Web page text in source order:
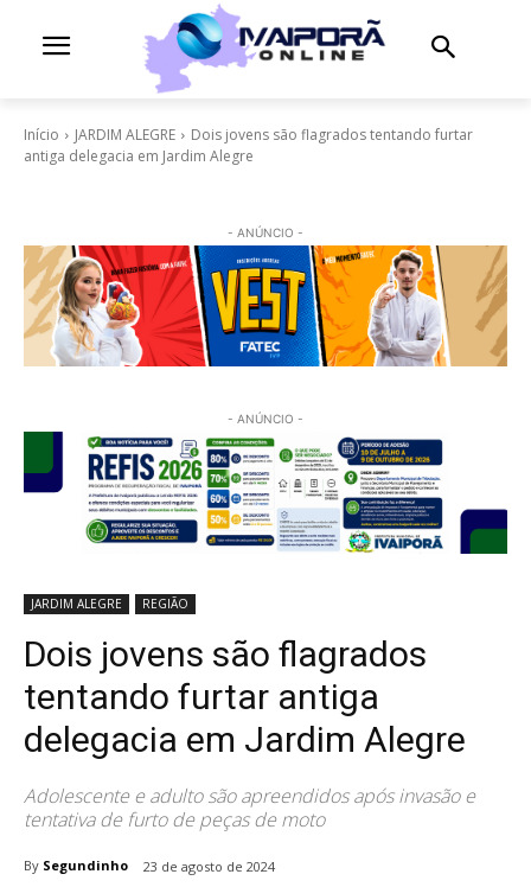
Início JARDIM ALEGRE
Dois jovens são flagrados tentando furtar
antiga delegacia em Jardim Alegre
- ANÚNCIO -
- ANÚNCIO -
JARDIM ALEGRE REGIÃO
Dois jovens são flagrados
tentando furtar antiga
delegacia em Jardim Alegre
Adolescente e adulto são apreendidos após invasão e
tentativa de furto de peças de moto
By Segundinho 23 de agosto de 2024